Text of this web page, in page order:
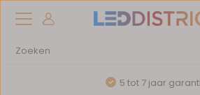
5 tot 7 jaar